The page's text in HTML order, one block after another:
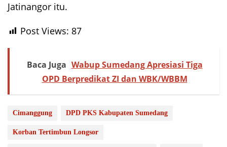
Jatinangor itu.
Post Views: 87
Baca Juga Wabup Sumedang Apresiasi Tiga
OPD Berpredikat ZI dan WBK/WBBM
Cimanggung DPD PKS Kabupaten Sumedang
Korban Tertimbun Longsor